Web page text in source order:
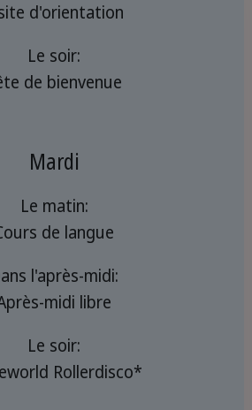
d'orientation
Le soir:
de bienvenue
Mardi
Le matin:
de langue
l'après-midi:
midi libre
Le soir:
Rollerdisco*